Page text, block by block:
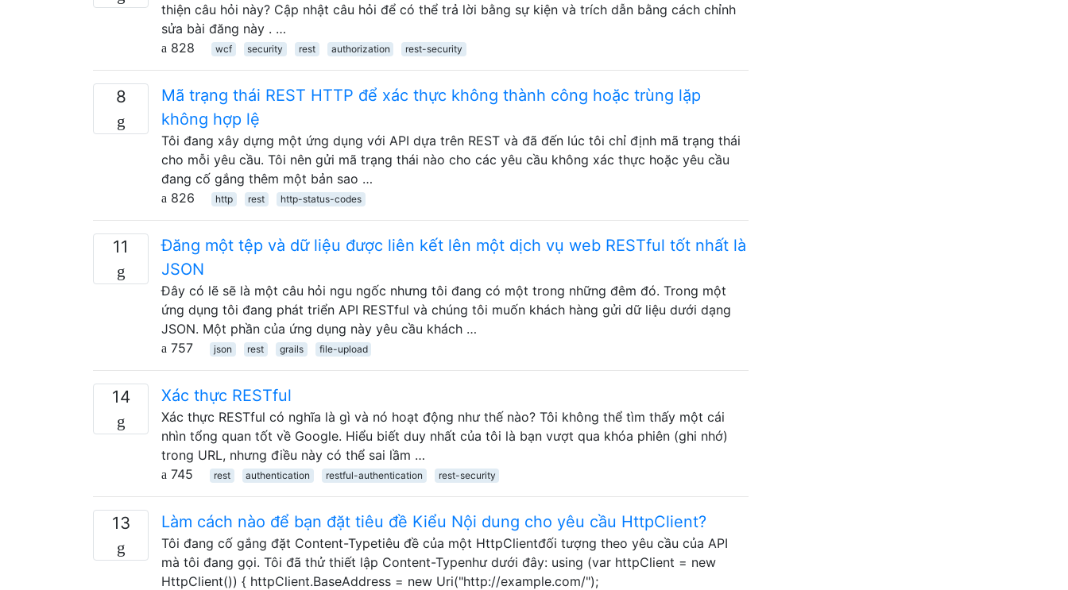
thiện câu hỏi này? Cập nhật câu hỏi để có thể trả lời bằng sự kiện và trích dẫn bằng cách chỉnh
sửa bài đăng này . …
828
wcf security rest authorization rest-security
8
Mã trạng thái REST HTTP để xác thực không thành công hoặc trùng lặp
không hợp lệ
Tôi đang xây dựng một ứng dụng với API dựa trên REST và đã đến lúc tôi chỉ định mã trạng thái
cho mỗi yêu cầu. Tôi nên gửi mã trạng thái nào cho các yêu cầu không xác thực hoặc yêu cầu
đang cố gắng thêm một bản sao …
826
http rest http-status-codes
11
Đăng một tệp và dữ liệu được liên kết lên một dịch vụ web RESTful tốt nhất là
JSON
Đây có lẽ sẽ là một câu hỏi ngu ngốc nhưng tôi đang có một trong những đêm đó. Trong một
ứng dụng tôi đang phát triển API RESTful và chúng tôi muốn khách hàng gửi dữ liệu dưới dạng
JSON. Một phần của ứng dụng này yêu cầu khách …
757
json rest grails file-upload
14 Xác thực RESTful
Xác thực RESTful có nghĩa là gì và nó hoạt động như thế nào? Tôi không thể tìm thấy một cái
nhìn tổng quan tốt về Google. Hiểu biết duy nhất của tôi là bạn vượt qua khóa phiên (ghi nhớ)
trong URL, nhưng điều này có thể sai lầm …
745
rest authentication restful-authentication rest-security
13 Làm cách nào để bạn đặt tiêu đề Kiểu Nội dung cho yêu cầu HttpClient?
Tôi đang cố gắng đặt Content-Typetiêu đề của một HttpClientđối tượng theo yêu cầu của API
mà tôi đang gọi. Tôi đã thử thiết lập Content-Typenhư dưới đây: using (var httpClient = new
HttpClient()) { httpClient.BaseAddress = new Uri("http://example.com/");